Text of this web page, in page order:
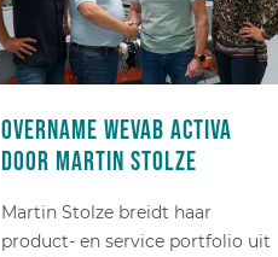
Overname Wevab activa
door Martin Stolze
Martin Stolze breidt haar
product- en service portfolio uit